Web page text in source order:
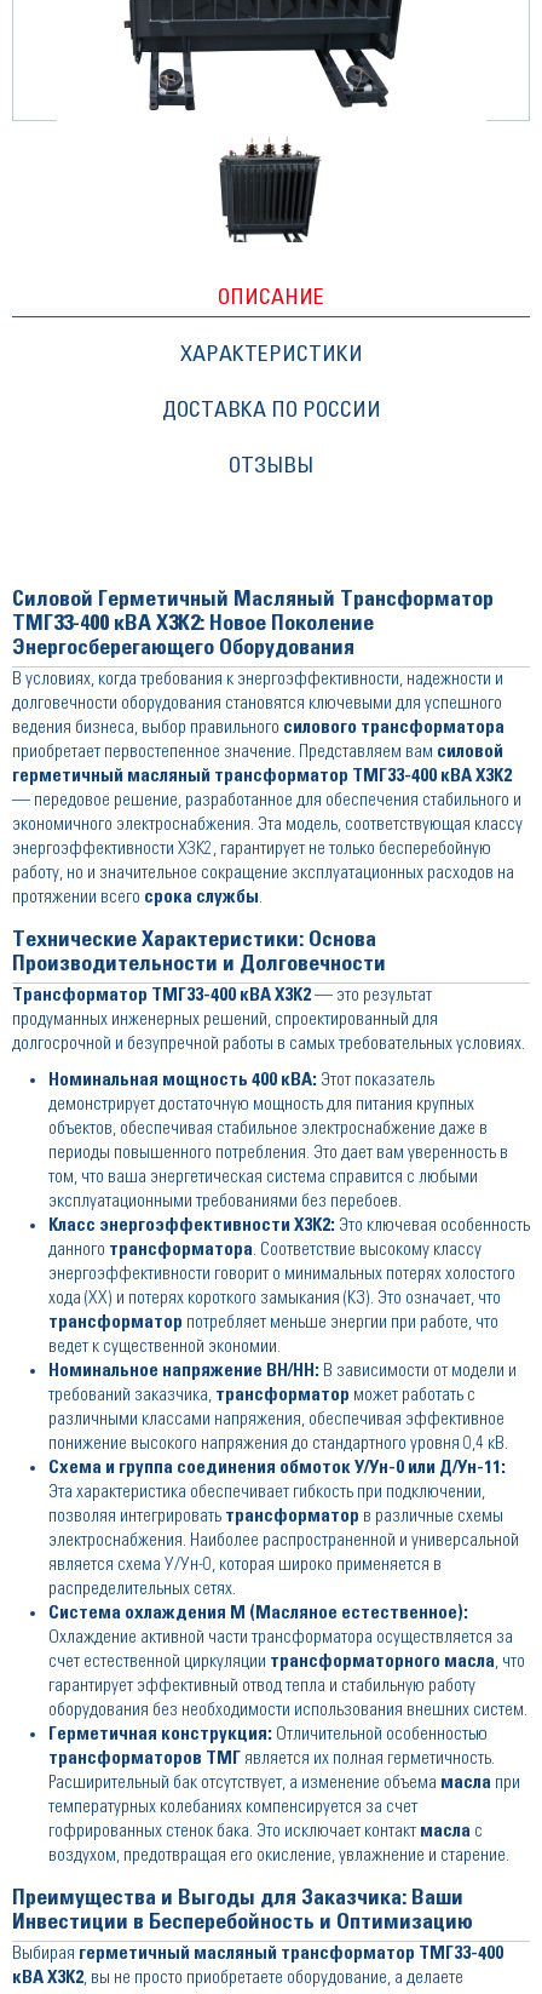
ОПИСАНИЕ
ХАРАКТЕРИСТИКИ
ДОСТАВКА ПО РОССИИ
ОТЗЫВЫ
Силовой Герметичный Масляный Трансформатор
ТМГ33-400 кВА Х3К2: Новое Поколение
Энергосберегающего Оборудования
В условиях, когда требования к энергоэффективности, надежности и
долговечности оборудования становятся ключевыми для успешного
ведения бизнеса, выбор правильного силового трансформатора
приобретает первостепенное значение. Представляем вам силовой
герметичный масляный трансформатор ТМГ33-400 кВА Х3К2
— передовое решение, разработанное для обеспечения стабильного и
экономичного электроснабжения. Эта модель, соответствующая классу
энергоэффективности Х3К2, гарантирует не только бесперебойную
работу, но и значительное сокращение эксплуатационных расходов на
протяжении всего срока службы.
Технические Характеристики: Основа
Производительности и Долговечности
Трансформатор ТМГ33-400 кВА Х3К2— это результат
продуманных инженерных решений, спроектированный для
долгосрочной и безупречной работы в самых требовательных условиях.
Номинальная мощность 400 кВА: Этот показатель
демонстрирует достаточную мощность для питания крупных
объектов, обеспечивая стабильное электроснабжение даже в
периоды повышенного потребления. Это дает вам уверенность в
том, что ваша энергетическая система справится с любыми
эксплуатационными требованиями без перебоев.
Класс энергоэффективности Х3К2: Это ключевая особенность
данного трансформатора. Соответствие высокому классу
энергоэффективности говорит о минимальных потерях холостого
хода (ХХ) и потерях короткого замыкания (КЗ). Это означает, что
трансформатор потребляет меньше энергии при работе, что
ведет к существенной экономии.
Номинальное напряжение ВН/НН: В зависимости от модели и
требований заказчика, трансформатор может работать с
различными классами напряжения, обеспечивая эффективное
понижение высокого напряжения до стандартного уровня 0,4 кВ.
Схема и группа соединения обмоток У/Ун-0 или Д/Ун-11:
Эта характеристика обеспечивает гибкость при подключении,
позволяя интегрировать трансформатор в различные схемы
электроснабжения. Наиболее распространенной и универсальной
является схема У/Ун-0, которая широко применяется в
распределительных сетях.
Система охлаждения М (Масляное естественное):
Охлаждение активной части трансформатора осуществляется за
счет естественной циркуляции трансформаторного масла, что
гарантирует эффективный отвод тепла и стабильную работу
оборудования без необходимости использования внешних систем.
Герметичная конструкция: Отличительной особенностью
трансформаторов ТМГ является их полная герметичность.
Расширительный бак отсутствует, а изменение объема масла при
температурных колебаниях компенсируется за счет
гофрированных стенок бака. Это исключает контакт масла с
воздухом, предотвращая его окисление, увлажнение и старение.
Преимущества и Выгоды для Заказчика: Ваши
Инвестиции в Бесперебойность и Оптимизацию
Выбирая герметичный масляный трансформатор ТМГ33-400
кВА Х3К2, вы не просто приобретаете оборудование, а делаете